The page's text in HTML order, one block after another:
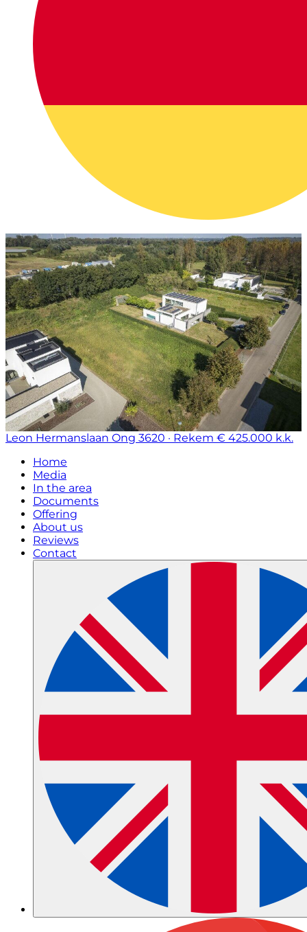
Leon Hermanslaan Ong 3620 · Rekem € 425.000 k.k.
Home
Media
In the area
Documents
Offering
About us
Reviews
Contact